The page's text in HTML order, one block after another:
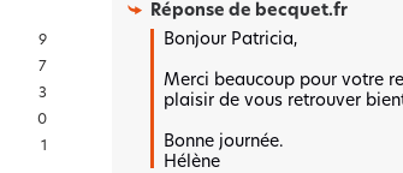
9
7
3
0
1
Réponse de becquet.fr
Bonjour Patricia,
Merci beaucoup pour votre
plaisir de vous retrouver
Bonne journée.
Hélène